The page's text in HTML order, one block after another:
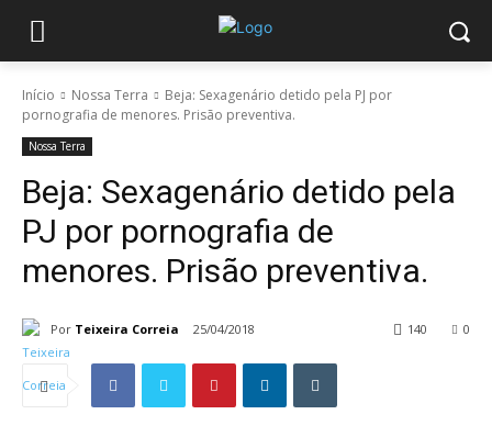
Início Nossa Terra
Beja: Sexagenário detido pela PJ por
pornografia de menores. Prisão preventiva.
Nossa Terra
Beja: Sexagenário detido pela
PJ por pornografia de
menores. Prisão preventiva.
Por Teixeira Correia 25/04/2018 0
140